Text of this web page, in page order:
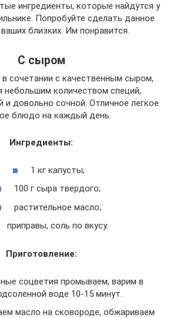
ингредиенты, которые найдутся у
Попробуйте сделать данное
близких. Им понравится.
С сыром
сочетании с качественным сыром,
небольшим количеством специй,
и довольно сочной. Отличное легкое
блюдо на каждый день.
Ингредиенты:
1 кг капусты;
100 г сыра твердого;
растительное масло;
приправы, соль по вкусу.
Приготовление:
соцветия промываем, варим в
воде 10-15 минут.
масло на сковороде, обжариваем